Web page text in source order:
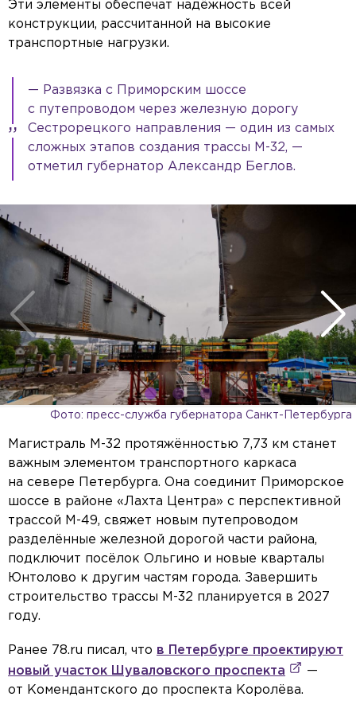
Эти элементы обеспечат надёжность всей
конструкции, рассчитанной на высокие
транспортные нагрузки.
— Развязка с Приморским шоссе
с путепроводом через железную дорогу
Сестрорецкого направления — один из самых
сложных этапов создания трассы М-32, —
отметил губернатор Александр Беглов.
Фото: пресс-служба губернатора Санкт-Петербурга
Магистраль М-32 протяжённостью 7,73 км станет
важным элементом транспортного каркаса
на севере Петербурга. Она соединит Приморское
шоссе в районе «Лахта Центра» с перспективной
трассой М-49, свяжет новым путепроводом
разделённые железной дорогой части района,
подключит посёлок Ольгино и новые кварталы
Юнтолово к другим частям города. Завершить
строительство трассы М-32 планируется в 2027
году.
Ранее 78.ru писал, что в Петербурге проектируют
новый участок Шуваловского проспекта
—
от Комендантского до проспекта Королёва.